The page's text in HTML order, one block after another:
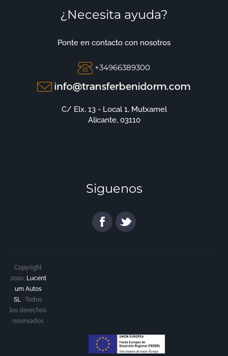
¿Necesita ayuda?
Ponte en contacto con nosotros
+34966389300
C/ Elx, 13 - Local 1, Mutxamel
Alicante, 03110
Siguenos
Copyright
2020, Lucent
um Autos
SL
.Todos
los derechos
reservados